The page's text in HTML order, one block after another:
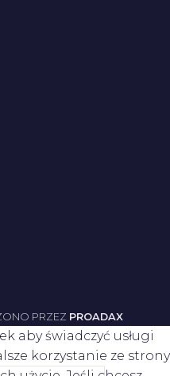
PRZEZ PROADAX
aby świadczyć usługi
korzystanie ze strony